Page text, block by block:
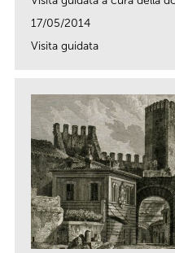
17/05/2014
Visita guidata